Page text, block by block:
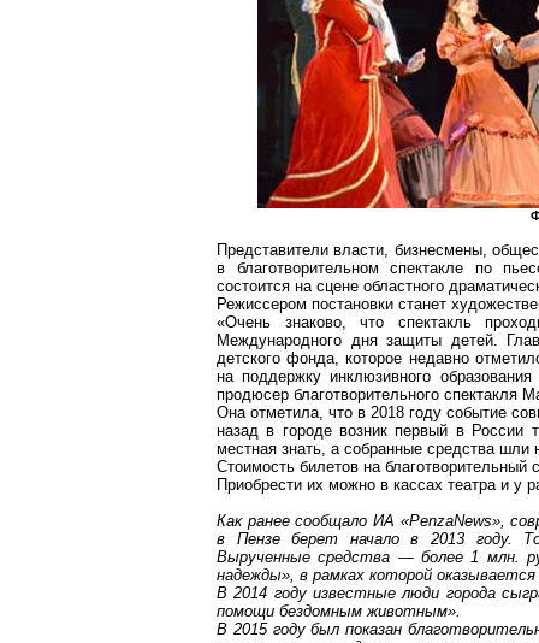
Представители власти, бизнесмены,
в благотворительном спектакле по
состоится на сцене областного
Режиссером постановки станет
«Очень знаково, что спектакль
Международного дня защиты детей.
детского фонда, которое недавно
на поддержку инклюзивного
продюсер благотворительного спектакля
Она отметила, что в 2018 году событие
назад в городе возник первый в России
местная знать, а собранные средства шли
Стоимость билетов на
Приобрести их можно в кассах театра и у
Как ранее сообщало ИА «PenzaNews»,
в Пензе берет начало в 2013 году.
Вырученные средства — более 1 млн.
надежды», в рамках которой
В 2014 году известные люди города
помощи бездомным животным».
В 2015 году был показан